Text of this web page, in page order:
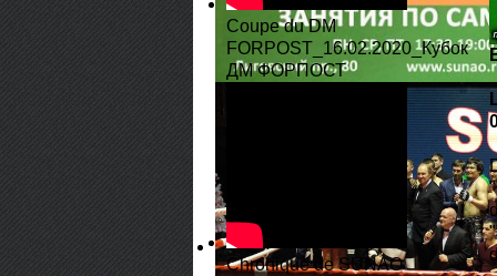
Coupe du DM
FORPOST_16.02.2020_Кубок
ДМ ФОРПОСТ
Chronique de SUNAO